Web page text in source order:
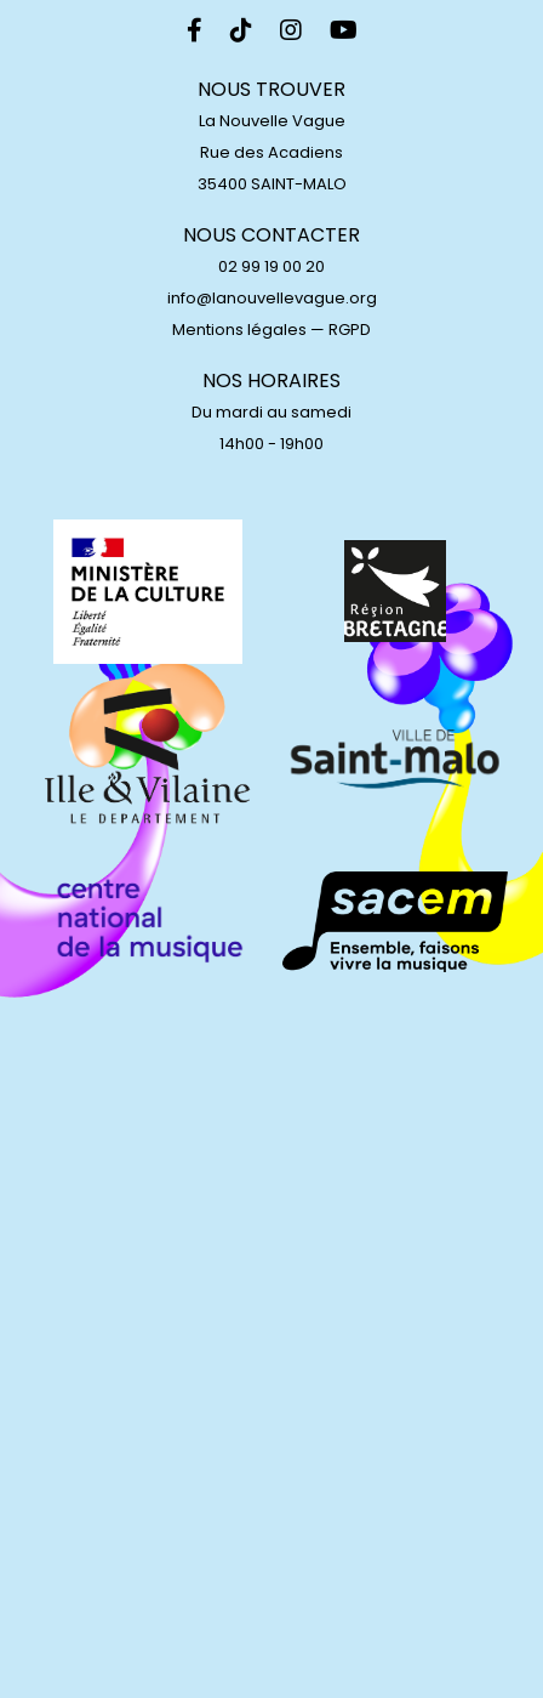
NOUS TROUVER
La Nouvelle Vague
Rue des Acadiens
35400 SAINT-MALO
NOUS CONTACTER
02 99 19 00 20
info@lanouvellevague.org
Mentions légales — RGPD
NOS HORAIRES
Du mardi au samedi
14h00 - 19h00